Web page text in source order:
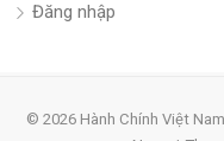
Đăng nhập
© 2026 Hành Chính Việt Nam